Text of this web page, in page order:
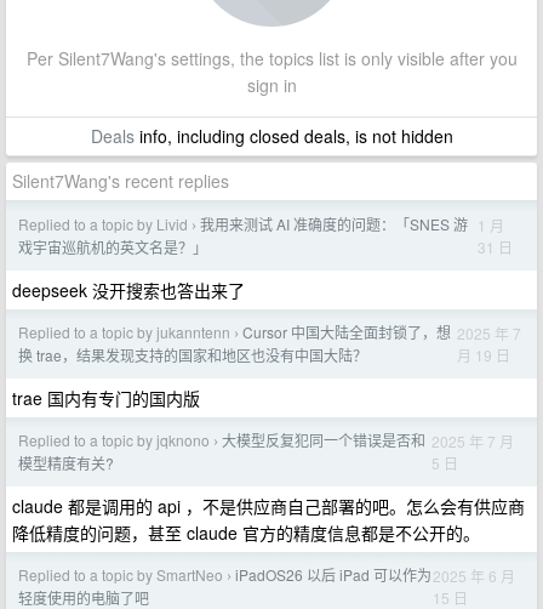
Per Silent7Wang's settings, the topics list is only visible after you
sign in
Dealsinfo, including closed deals, is not hidden
Silent7Wang's recent replies
Replied to a topic by Livid › 我用来测试 AI 准确度的问题：「SNES 游
戏宇宙巡航机的英文名是？」
1 月
31 日
deepseek 没开搜索也答出来了
Replied to a topic by jukanntenn › Cursor 中国大陆全面封锁了，想
换 trae，结果发现支持的国家和地区也没有中国大陆？
2025 年 7
月 19 日
trae 国内有专门的国内版
Replied to a topic by jqknono › 大模型反复犯同一个错误是否和
模型精度有关?
2025 年 7 月
5 日
claude 都是调用的 api ，不是供应商自己部署的吧。怎么会有供应商
降低精度的问题，甚至 claude 官方的精度信息都是不公开的。
Replied to a topic by SmartNeo › iPadOS26 以后 iPad 可以作为
轻度使用的电脑了吧
2025 年 6 月
15 日